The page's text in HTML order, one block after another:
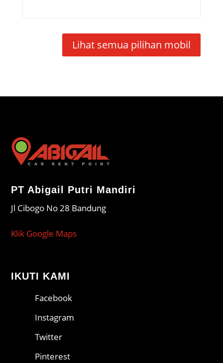
Lihat semua pilihan mobil
PT Abigail Putri Mandiri
Jl Cibogo No 28 Bandung
Klik Google Maps
IKUTI KAMI
Facebook
Instagram
Twitter
Pinterest